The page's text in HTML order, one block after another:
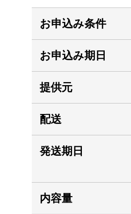
お申込み条件
お申込み期日
提供元
配送
発送期日
内容量